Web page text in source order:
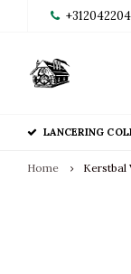
LANCERING
Home Kerstbal